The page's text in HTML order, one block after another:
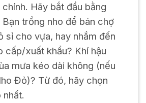
Hãy bắt đầu bằng
trồng nho để bán chợ
sỉ cho vựa, hay nhắm đến
cấp/xuất khẩu? Khí hậu
mưa kéo dài không (nếu
Đỏ)? Từ đó, hãy chọn
nhất.